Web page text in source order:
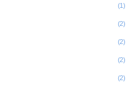
(1)
(2)
(2)
(2)
(2)